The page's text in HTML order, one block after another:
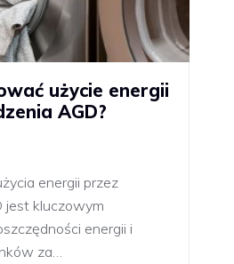
użycie energii
AGD?
energii przez
jest kluczowym
energii i
za…